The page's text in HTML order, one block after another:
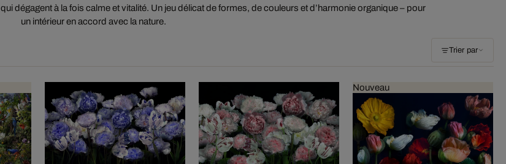
dégagent à la fois calme et vitalité. Un jeu délicat de formes, de couleurs et d’harmonie organique – pour
un intérieur en accord avec la nature.
Trier par
Nouveau